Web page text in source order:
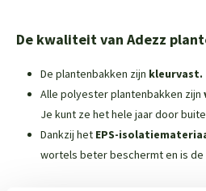
De kwaliteit van Adezz
De plantenbakken zijn kleurvast.
Alle polyester plantenbakken zijn
Je kunt ze het hele jaar door
Dankzij het EPS-
wortels beter beschermt en is